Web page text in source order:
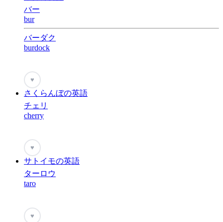
バー
bur
バーダク
burdock
♥
さくらんぼの英語
チェリ
cherry
♥
サトイモの英語
ターロウ
taro
♥